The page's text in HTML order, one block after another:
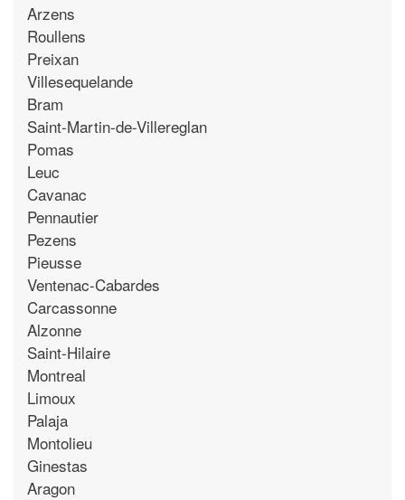
Arzens
Roullens
Preixan
Villesequelande
Bram
Saint-Martin-de-Villereglan
Pomas
Leuc
Cavanac
Pennautier
Pezens
Pieusse
Ventenac-Cabardes
Carcassonne
Alzonne
Saint-Hilaire
Montreal
Limoux
Palaja
Montolieu
Ginestas
Aragon